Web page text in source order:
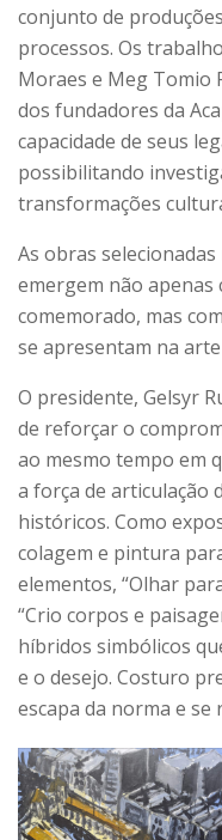
conjunto de
processos. Os
Moraes e Meg Tomio
dos fundadores da
capacidade de seus
possibilitando
transformações
As obras
emergem não
comemorado, mas
se apresentam na
O presidente, Gelsyr
de reforçar o
ao mesmo tempo em
a força de articulação
históricos. Como
colagem e pintura
elementos, “Olhar
“Crio corpos e
híbridos simbólicos
e o desejo. Costuro
escapa da norma e se